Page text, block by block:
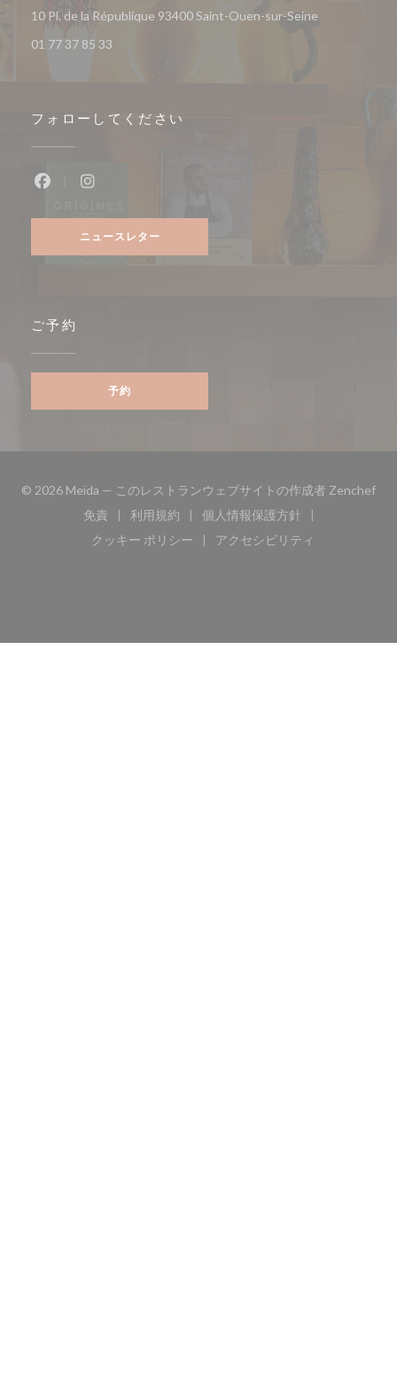
10 Pl. de la République 93400 Saint-Ouen-sur-Seine
01 77 37 85 33
フォローしてください
ニュースレター
ご予約
予約
© 2026 Meïda — このレストランウェブサイトの作成者 Zenchef((
免責
((新しいウィンドウで開きます))
利用規約
((新しいウィンドウで開きます))
個人情報保護方針
((新しいウィンドウで開
クッキー ポリシー
((新しいウィンドウで開きます))
アクセシビリティ
((新しいウィンドウで